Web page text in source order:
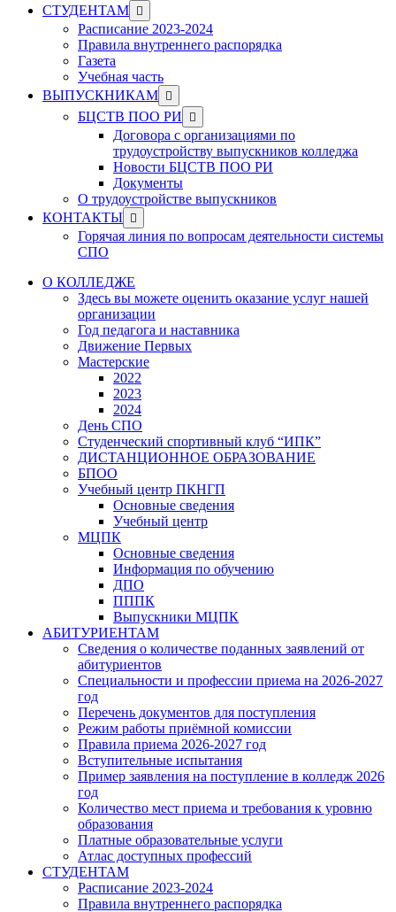
СТУДЕНТАМ Show
sub
menu
Расписание 2023-2024
Правила внутреннего распорядка
Газета
Учебная часть
ВЫПУСКНИКАМ Show
sub
menu
БЦСТВ ПОО РИ
Show
sub
menu
Договора с организациями по
трудоустройству выпускников колледжа
Новости БЦСТВ ПОО РИ
Документы
О трудоустройстве выпускников
КОНТАКТЫ Show
sub
menu
Горячая линия по вопросам деятельности системы
СПО
О КОЛЛЕДЖЕ
Здесь вы можете оценить оказание услуг нашей
организации
Год педагога и наставника
Движение Первых
Мастерские
2022
2023
2024
День СПО
Студенческий спортивный клуб “ИПК”
ДИСТАНЦИОННОЕ ОБРАЗОВАНИЕ
БПОО
Учебный центр ПКНГП
Основные сведения
Учебный центр
МЦПК
Основные сведения
Информация по обучению
ДПО
ПППК
Выпускники МЦПК
АБИТУРИЕНТАМ
Сведения о количестве поданных заявлений от
абитуриентов
Специальности и профессии приема на 2026-2027
год
Перечень документов для поступления
Режим работы приёмной комиссии
Правила приема 2026-2027 год
Вступительные испытания
Пример заявления на поступление в колледж 2026
год
Количество мест приема и требования к уровню
образования
Платные образовательные услуги
Атлас доступных профессий
СТУДЕНТАМ
Расписание 2023-2024
Правила внутреннего распорядка